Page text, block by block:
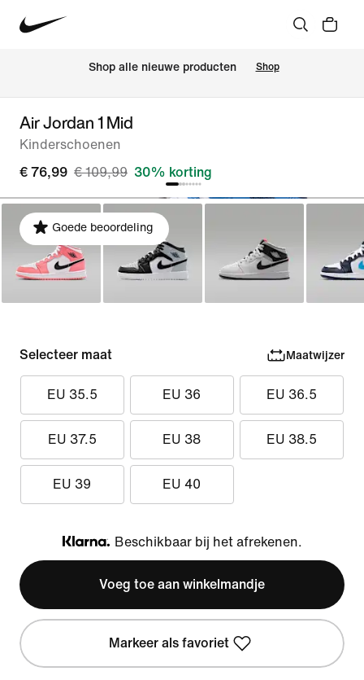
Shop alle nieuwe producten Shop
Air Jordan 1 Mid
Kinderschoenen
€ 76,99 € 109,99 30% korting
Goede beoordeling
Selecteer maat Maatwijzer
EU 35.5 EU 36 EU 36.5
EU 37.5 EU 38 EU 38.5
EU 39 EU 40
Klarna
Beschikbaar bij het afrekenen.
Voeg toe aan winkelmandje
Markeer als favoriet